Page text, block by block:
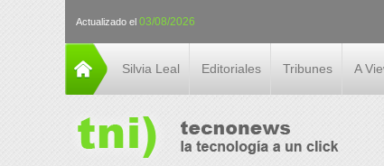
Actualizado el 03/08/2026
Silvia Leal Editoriales Tribunes A